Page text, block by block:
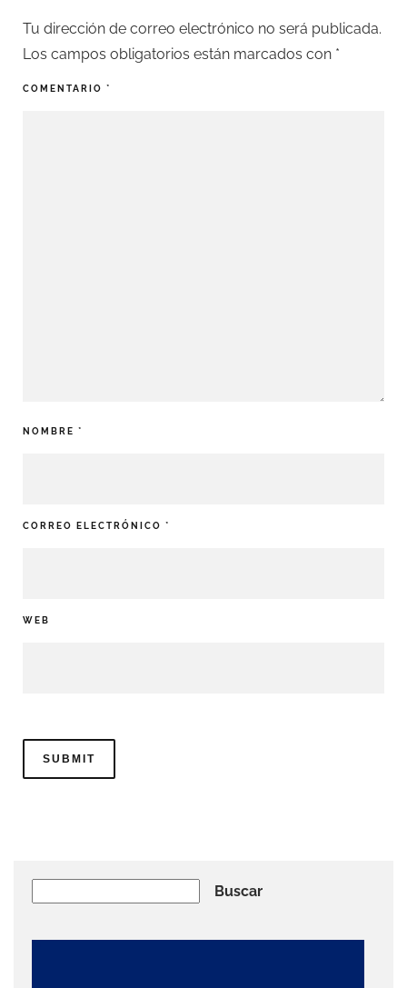
Tu dirección de correo electrónico no será publicada.
Los campos obligatorios están marcados con *
COMENTARIO *
NOMBRE *
CORREO ELECTRÓNICO *
WEB
Buscar